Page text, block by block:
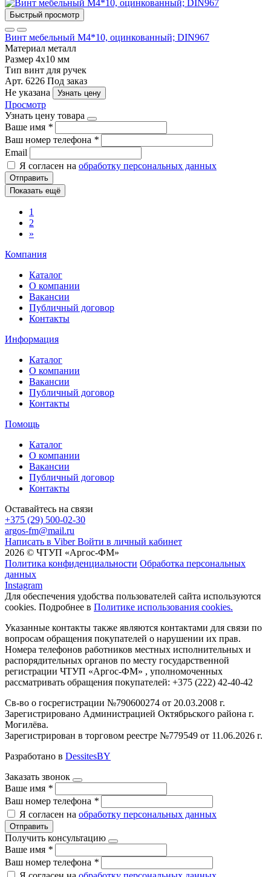
Быстрый просмотр
Винт мебельный М4*10, оцинкованный; DIN967
Материал металл
Размер 4x10 мм
Тип винт для ручек
Арт. 6226 Под заказ
Не указана
Узнать цену
Просмотр
Узнать цену товара
Ваше имя *
Ваш номер телефона *
Email
Я согласен на обработку персональных данных
Отправить
Показать ещё
1
2
»
Компания
Каталог
О компании
Вакансии
Публичный договор
Контакты
Информация
Каталог
О компании
Вакансии
Публичный договор
Контакты
Помощь
Каталог
О компании
Вакансии
Публичный договор
Контакты
Оставайтесь на связи
+375 (29) 500-02-30
argos-fm@mail.ru
Написать в Viber Войти в личный кабинет
2026 © ЧТУП «Аргос-ФМ»
Политика конфиденциальности Обработка персональных
данных
Instagram
Для обеспечения удобства пользователей сайта используются
cookies. Подробнее в Политике использования cookies.
Указанные контакты также являются контактами для связи по
вопросам обращения покупателей о нарушении их прав.
Номера телефонов работников местных исполнительных и
распорядительных органов по месту государственной
регистрации ЧТУП «Аргос-ФМ» , уполномоченных
рассматривать обращения покупателей: +375 (222) 42-40-42
Св-во о госрегистрации №790600274 от 20.03.2008 г.
Зарегистрировано Администрацией Октябрьского района г.
Могилёва.
Зарегистрирован в торговом реестре №779549 от 11.06.2026 г.
Разработано в DessitesBY
Заказать звонок
Ваше имя *
Ваш номер телефона *
Я согласен на обработку персональных данных
Отправить
Получить консультацию
Ваше имя *
Ваш номер телефона *